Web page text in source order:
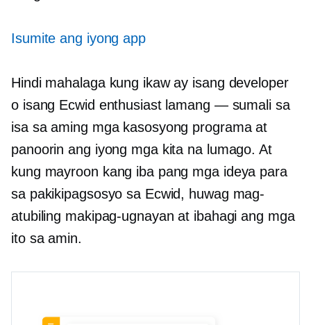
Isumite ang iyong app
Hindi mahalaga kung ikaw ay isang developer
o isang Ecwid enthusiast lamang — sumali sa
isa sa aming mga kasosyong programa at
panoorin ang iyong mga kita na lumago. At
kung mayroon kang iba pang mga ideya para
sa pakikipagsosyo sa Ecwid, huwag mag-
atubiling makipag-ugnayan at ibahagi ang mga
ito sa amin.